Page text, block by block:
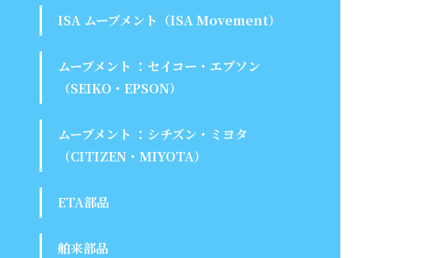
ISA ムーブメント（ISA Movement）
ムーブメント ：セイコー・エプソン
（SEIKO・EPSON）
ムーブメント ：シチズン・ミヨタ
（CITIZEN・MIYOTA）
ETA部品
舶来部品